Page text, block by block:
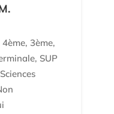
3ème,
SUP